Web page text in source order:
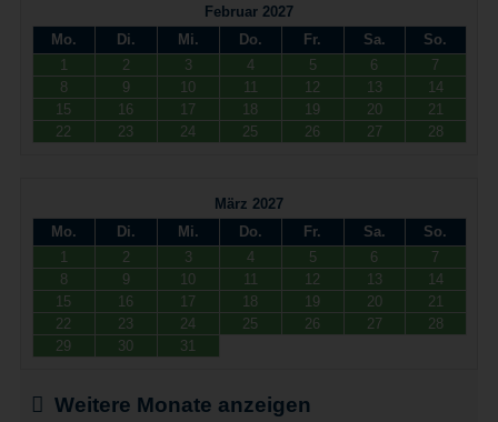
Februar 2027
Mo.
Di. Mi. Do. Fr. Sa.
So.
1
2 3 4 5 6
7
8
9 10 11 12 13
14
15
16 17 18 19 20
21
22
23 24 25 26 27 28
März 2027
Mo.
Di. Mi. Do. Fr. Sa.
So.
1
2 3 4 5 6
7
8
9 10 11 12 13
14
15
16 17 18 19 20
21
22
23 24 25 26 27
28
29
30 31
Weitere Monate anzeigen